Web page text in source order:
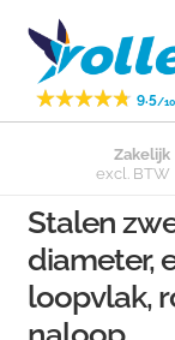
Ga
door
naar
navigatie
Ga
naar
de
inhoud
9.5/10
Zwenkwielen
Bokwielen
Losse wielen
Zakelijk
excl. BTW
Stalen
diameter,
loopvlak,